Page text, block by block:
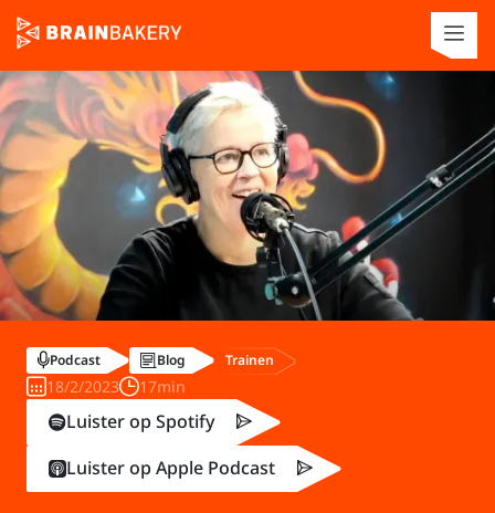
Podcast Blog Trainen
18/2/2023 17min
Luister op Spotify
Luister op Apple Podcast